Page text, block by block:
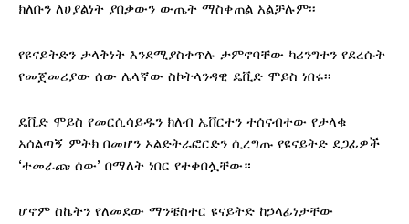
ክለቡን ለሀያልነት ያበቃውን ውጤት ማስቀጠል አልቻሉም፡፡
የዩናይትድን ታላቅነት እንደሚያስቀጥሉ ታምኖባቸው ካሪንግተን የደረሱት
የመጀመሪያው ሰው ሌላኛው ስኮትላንዳዊ ዴቪድ ሞይስ ነበሩ፡፡
ዴቪድ ሞይስ የመርሲሳይዱን ክለብ ኤቨርተን ተሰናብተው የታላቁ
አሰልጣኝ ምትክ በመሆን ኦልድትራፎርድን ሲረግጡ የዩናይትድ ደጋፊዎች
‘ተመራጩ ሰው’ በማለት ነበር የተቀበሏቸው።
ሆኖም ስኬትን የለመደው ማንቼስተር ዩናይትድ ከኃላፊነታቸው